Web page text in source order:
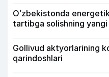
Oʻzbekistonda
tartibga solishning
Gollivud aktyorlarining
qarindoshlari